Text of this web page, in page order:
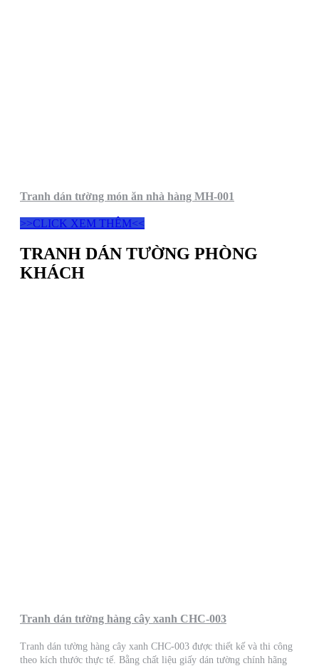
Tranh dán tường món ăn nhà hàng MH-001
>>CLICK XEM THÊM<<
TRANH DÁN TƯỜNG PHÒNG
KHÁCH
Tranh dán tường hàng cây xanh CHC-003
Tranh dán tường hàng cây xanh CHC-003 được thiết kế và thi công
theo kích thước thực tế. Bằng chất liệu giấy dán tường chính hãng